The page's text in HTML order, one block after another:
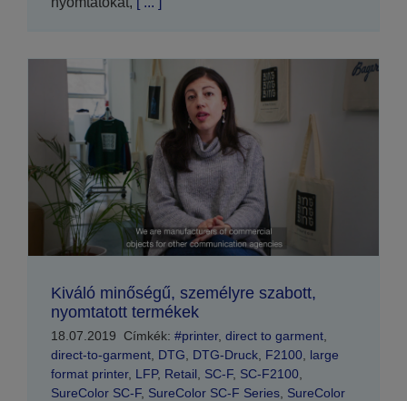
Kiváló minőségű, személyre szabott,
nyomtatott termékek
18.07.2019 Címkék: #printer, direct to garment,
direct-to-garment, DTG DTG-Druck, F2100, large
format printer, LFP, Retail SC-F, SC-F2100,
SureColor SC-F, SureColor SC-F Series, SureColor